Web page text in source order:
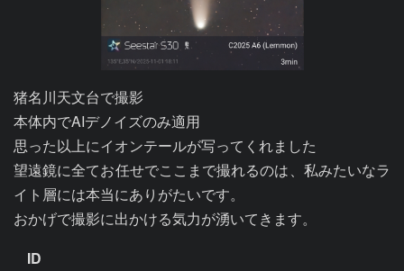
猪名川天文台で撮影
本体内でAIデノイズのみ適用
思った以上にイオンテールが写ってくれました
望遠鏡に全てお任せでここまで撮れるのは、私みたいなラ
イト層には本当にありがたいです。
おかげで撮影に出かける気力が湧いてきます。
ID